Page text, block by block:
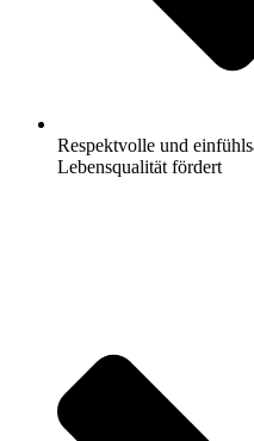
Respektvolle und
Lebensqualität fördert